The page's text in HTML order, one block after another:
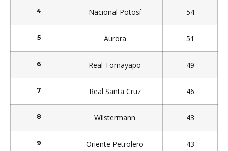
4 Nacional Potosí 54
5 Aurora 51
6 Real Tomayapo 49
7 Real Santa Cruz 46
8 Wilstermann 43
9 Oriente Petrolero 43